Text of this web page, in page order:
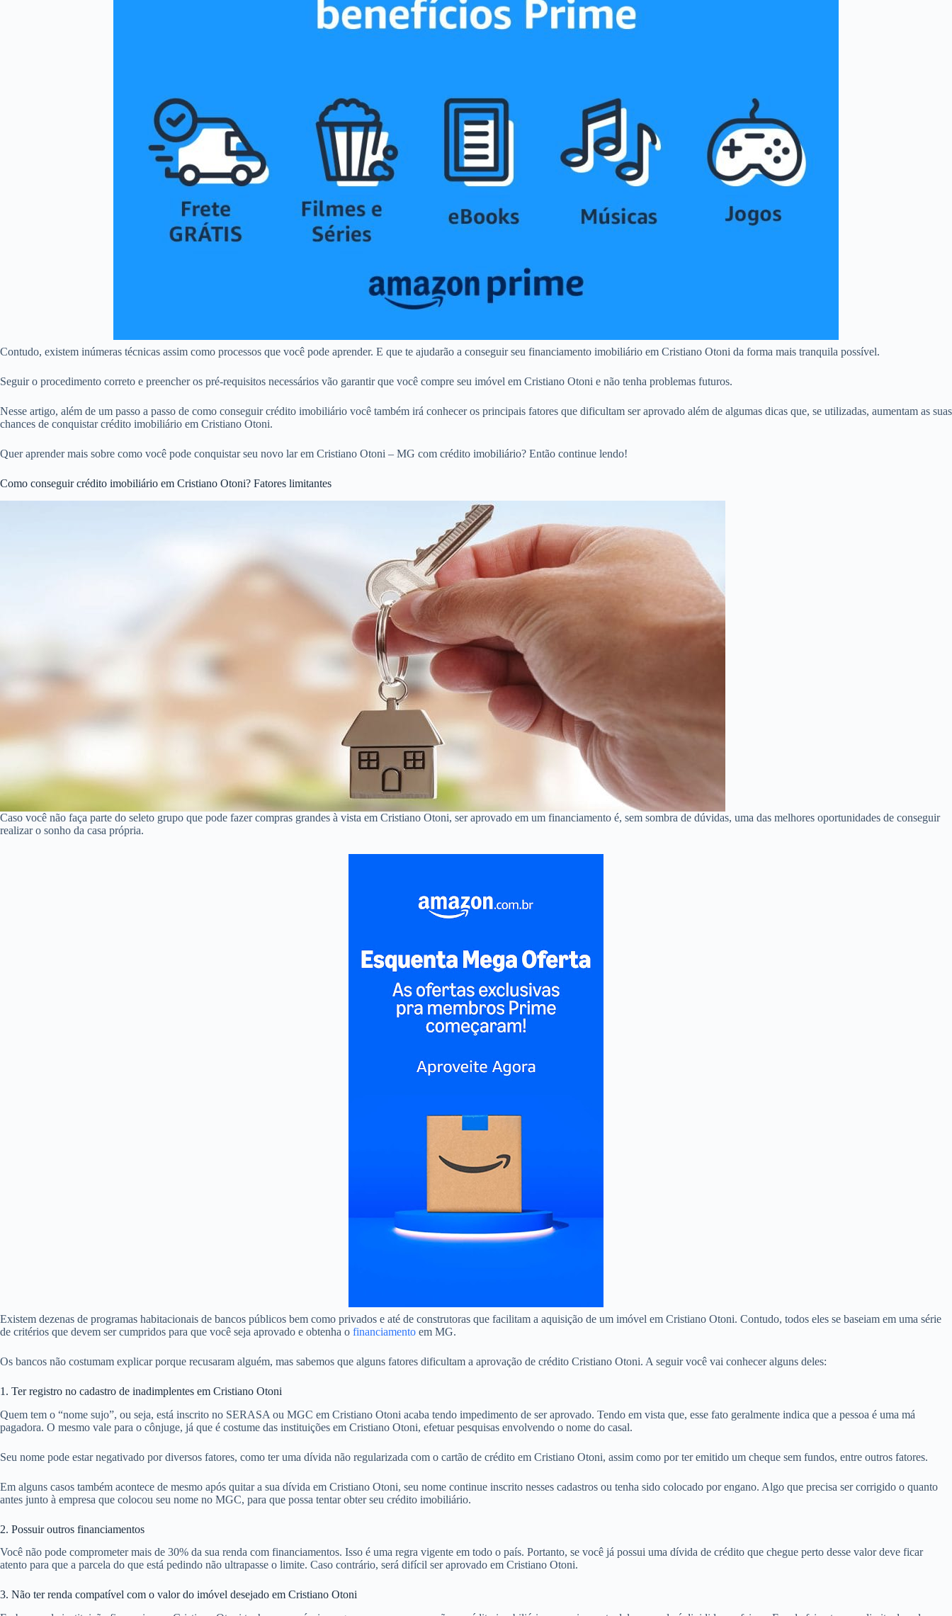
Contudo, existem inúmeras técnicas assim como processos que você pode aprender. E que te ajudarão a conseguir seu financiamento imobiliário em Cristiano Otoni da forma mais tranquila possível.
Seguir o procedimento correto e preencher os pré-requisitos necessários vão garantir que você compre seu imóvel em Cristiano Otoni e não tenha problemas futuros.
Nesse artigo, além de um passo a passo de como conseguir crédito imobiliário você também irá conhecer os principais fatores que dificultam ser aprovado além de algumas dicas que, se utilizadas, aumentam as suas
chances de conquistar crédito imobiliário em Cristiano Otoni.
Quer aprender mais sobre como você pode conquistar seu novo lar em Cristiano Otoni – MG com crédito imobiliário? Então continue lendo!
Como conseguir crédito imobiliário em Cristiano Otoni? Fatores limitantes
Caso você não faça parte do seleto grupo que pode fazer compras grandes à vista em Cristiano Otoni, ser aprovado em um financiamento é, sem sombra de dúvidas, uma das melhores oportunidades de conseguir
realizar o sonho da casa própria.
Existem dezenas de programas habitacionais de bancos públicos bem como privados e até de construtoras que facilitam a aquisição de um imóvel em Cristiano Otoni. Contudo, todos eles se baseiam em uma série
de critérios que devem ser cumpridos para que você seja aprovado e obtenha o financiamento em MG.
Os bancos não costumam explicar porque recusaram alguém, mas sabemos que alguns fatores dificultam a aprovação de crédito Cristiano Otoni. A seguir você vai conhecer alguns deles:
1. Ter registro no cadastro de inadimplentes em Cristiano Otoni
Quem tem o “nome sujo”, ou seja, está inscrito no SERASA ou MGC em Cristiano Otoni acaba tendo impedimento de ser aprovado. Tendo em vista que, esse fato geralmente indica que a pessoa é uma má
pagadora. O mesmo vale para o cônjuge, já que é costume das instituições em Cristiano Otoni, efetuar pesquisas envolvendo o nome do casal.
Seu nome pode estar negativado por diversos fatores, como ter uma dívida não regularizada com o cartão de crédito em Cristiano Otoni, assim como por ter emitido um cheque sem fundos, entre outros fatores.
Em alguns casos também acontece de mesmo após quitar a sua dívida em Cristiano Otoni, seu nome continue inscrito nesses cadastros ou tenha sido colocado por engano. Algo que precisa ser corrigido o quanto
antes junto à empresa que colocou seu nome no MGC, para que possa tentar obter seu crédito imobiliário.
2. Possuir outros financiamentos
Você não pode comprometer mais de 30% da sua renda com financiamentos. Isso é uma regra vigente em todo o país. Portanto, se você já possui uma dívida de crédito que chegue perto desse valor deve ficar
atento para que a parcela do que está pedindo não ultrapasse o limite. Caso contrário, será difícil ser aprovado em Cristiano Otoni.
3. Não ter renda compatível com o valor do imóvel desejado em Cristiano Otoni